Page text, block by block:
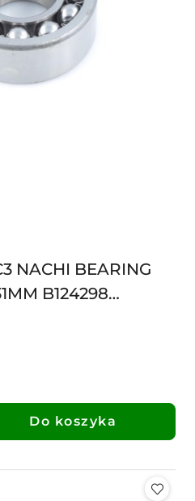
NACHI BEARING
B124298
239126
Do koszyka